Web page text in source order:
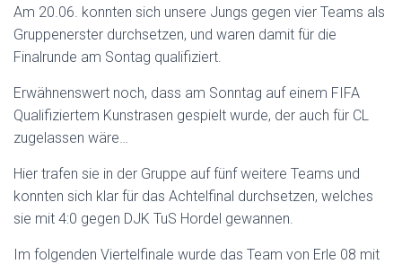
Am 20.06. konnten sich unsere Jungs gegen vier Teams als
Gruppenerster durchsetzen, und waren damit für die
Finalrunde am Sontag qualifiziert.
Erwähnenswert noch, dass am Sonntag auf einem FIFA
Qualifiziertem Kunstrasen gespielt wurde, der auch für CL
zugelassen wäre…
Hier trafen sie in der Gruppe auf fünf weitere Teams und
konnten sich klar für das Achtelfinal durchsetzen, welches
sie mit 4:0 gegen DJK TuS Hordel gewannen.
Im folgenden Viertelfinale wurde das Team von Erle 08 mit